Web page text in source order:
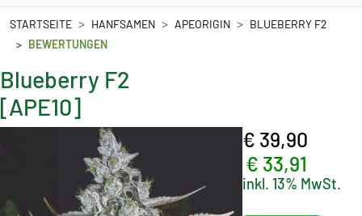
STARTSEITE HANFSAMEN APEORIGIN
BLUEBERRY F2
BEWERTUNGEN
Blueberry F2
[APE10]
€ 39,90
€ 33,91
inkl. 13% MwSt.